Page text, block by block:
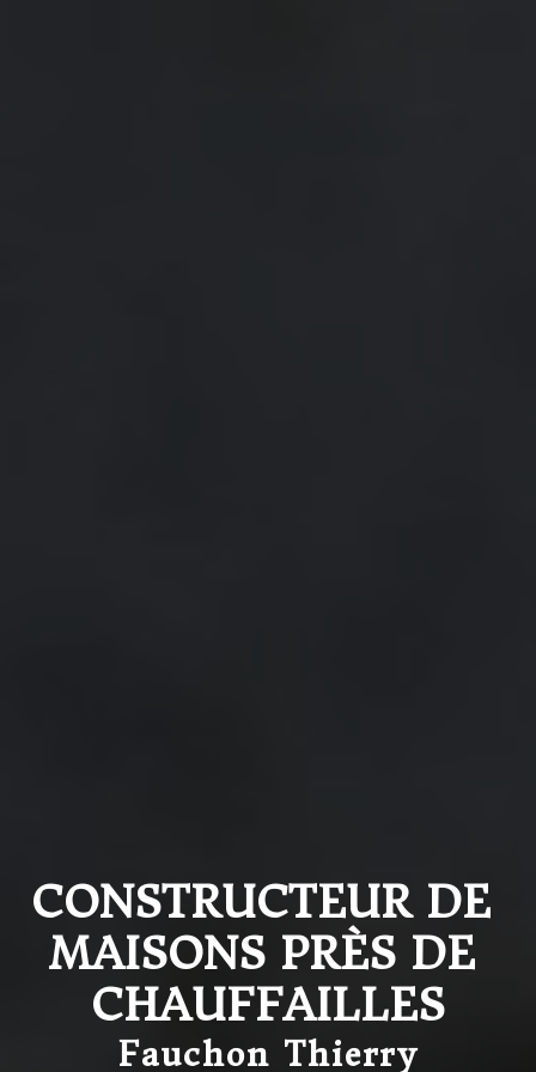
CONSTRUCTEUR DE
MAISONS PRÈS DE
CHAUFFAILLES
Fauchon Thierry